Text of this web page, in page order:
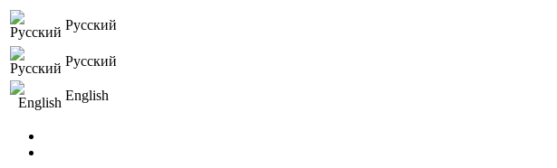
Русский
Русский
English